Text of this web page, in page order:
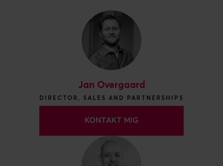
Jan Overgaard
DIRECTOR, SALES AND PARTNERSHIPS
KONTAKT MIG